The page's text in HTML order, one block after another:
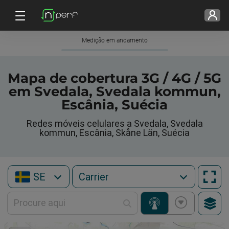
Medição em andamento
Mapa de cobertura 3G / 4G / 5G
em Svedala, Svedala kommun,
Escânia, Suécia
Redes móveis celulares a Svedala, Svedala
kommun, Escânia, Skåne Län, Suécia
SE